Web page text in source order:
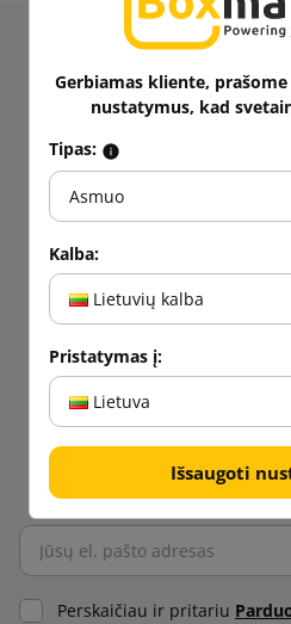
Gaukite informacijos
Gaukite 5%
Sekite
Perskaičiau ir pritariu
Gerbiamas kliente,
nustatymus, kad
Tipas:
Asmuo
Kalba:
Lietuvių kalba
Pristatymas į:
Lietuva
Išsaugoti